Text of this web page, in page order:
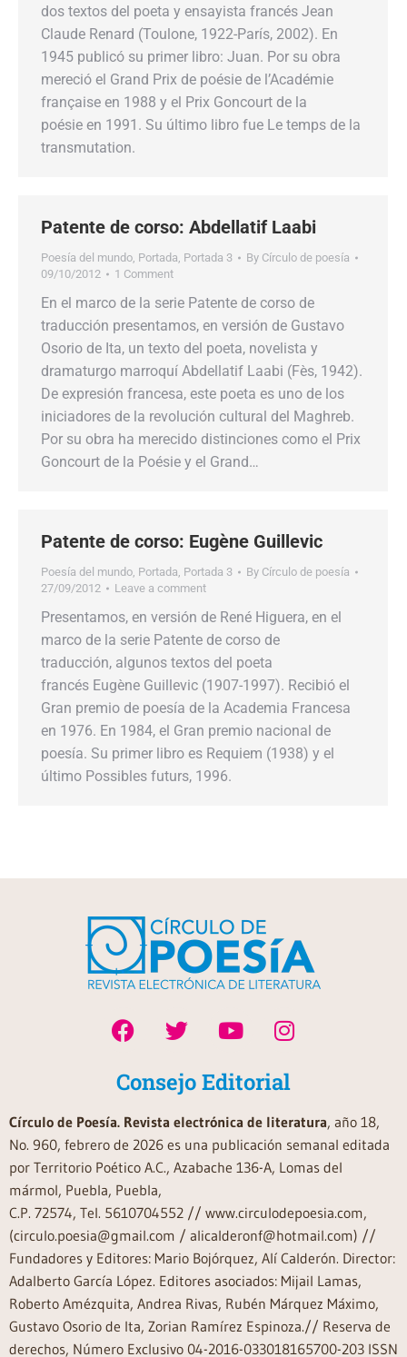
dos textos del poeta y ensayista francés Jean
Claude Renard (Toulone, 1922-París, 2002). En
1945 publicó su primer libro: Juan. Por su obra
mereció el Grand Prix de poésie de l’Académie
française en 1988 y el Prix Goncourt de la
poésie en 1991. Su último libro fue Le temps de la
transmutation.
Patente de corso: Abdellatif Laabi
Poesía del mundo, Portada, Portada 3 By Círculo de poesía
09/10/2012
1 Comment
En el marco de la serie Patente de corso de
traducción presentamos, en versión de Gustavo
Osorio de Ita, un texto del poeta, novelista y
dramaturgo marroquí Abdellatif Laabi (Fès, 1942).
De expresión francesa, este poeta es uno de los
iniciadores de la revolución cultural del Maghreb.
Por su obra ha merecido distinciones como el Prix
Goncourt de la Poésie y el Grand…
Patente de corso: Eugène Guillevic
Poesía del mundo, Portada, Portada 3 By Círculo de poesía
27/09/2012
Leave a comment
Presentamos, en versión de René Higuera, en el
marco de la serie Patente de corso de
traducción, algunos textos del poeta
francés Eugène Guillevic (1907-1997). Recibió el
Gran premio de poesía de la Academia Francesa
en 1976. En 1984, el Gran premio nacional de
poesía. Su primer libro es Requiem (1938) y el
último Possibles futurs, 1996.
Consejo Editorial
Círculo de Poesía. Revista electrónica de literatura, año 18,
No. 960, febrero de 2026 es una publicación semanal editada
por Territorio Poético A.C., Azabache 136-A, Lomas del
mármol, Puebla, Puebla,
C.P. 72574, Tel. 5610704552 // www.circulodepoesia.com,
(circulo.poesia@gmail.com / alicalderonf@hotmail.com) //
Fundadores y Editores: Mario Bojórquez, Alí Calderón. Director:
Adalberto García López. Editores asociados: Mijail Lamas,
Roberto Amézquita, Andrea Rivas, Rubén Márquez Máximo,
Gustavo Osorio de Ita, Zorian Ramírez Espinoza.// Reserva de
derechos, Número Exclusivo 04-2016-033018165700-203 ISSN